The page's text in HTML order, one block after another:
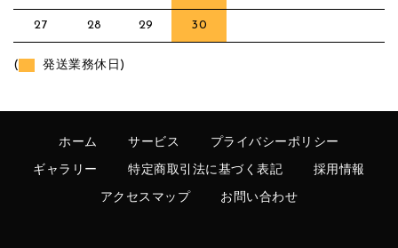
27 28 29 30
( 発送業務休日)
ホーム サービス プライバシーポリシー
ギャラリー 特定商取引法に基づく表記 採用情報
アクセスマップ お問い合わせ